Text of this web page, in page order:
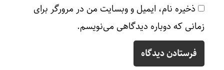
ذخیره نام، ایمیل و وبسایت من در مرورگر برای
زمانی که دوباره دیدگاهی می‌نویسم.